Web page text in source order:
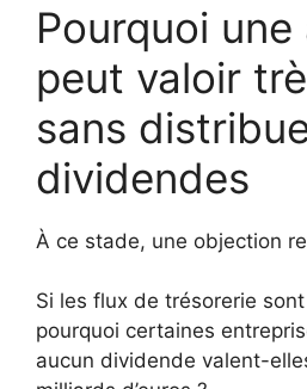
Pourquoi
peut valoir
sans
dividendes
À ce stade, une objection
Si les flux de trésorerie
pourquoi certaines
aucun dividende valent-